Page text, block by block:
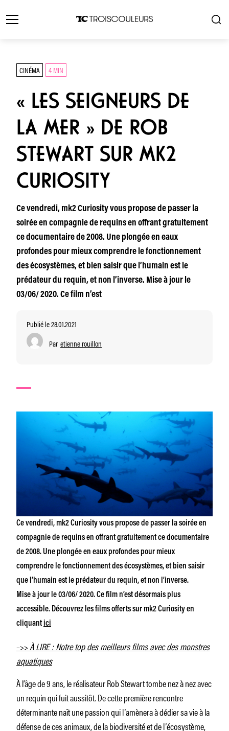
CINÉMA 4 MIN
« LES SEIGNEURS DE
LA MER » DE ROB
STEWART SUR MK2
CURIOSITY
Ce vendredi, mk2 Curiosity vous propose de passer la
soirée en compagnie de requins en offrant gratuitement
ce documentaire de 2008. Une plongée en eaux
profondes pour mieux comprendre le fonctionnement
des écosystèmes, et bien saisir que l’humain est le
prédateur du requin, et non l’inverse. Mise à jour le
03/06/ 2020. Ce film n’est
Publié le 28.01.2021
Par etienne rouillon
Ce vendredi, mk2 Curiosity vous propose de passer la soirée en
compagnie de requins en offrant gratuitement ce documentaire
de 2008. Une plongée en eaux profondes pour mieux
comprendre le fonctionnement des écosystèmes, et bien saisir
que l’humain est le prédateur du requin, et non l’inverse.
Mise à jour le 03/06/ 2020. Ce film n’est désormais plus
accessible. Découvrez les films offerts sur mk2 Curiosity en
cliquantici
–>>À LIRE : Notre top des meilleurs films avec des monstres
aquatiques
À l’âge de 9 ans, le réalisateur Rob Stewart tombe nez à nez avec
un requin qui fuit aussitôt.De cette première rencontre
déterminante naît une passion quilʼamèneraà dédier sa vie à la
défense de ces animaux, de la biodiversité et delʼécosystème,